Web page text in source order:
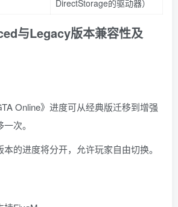
DirectStorage的驱动器）
与Legacy版本兼容性及
Online》进度可从经典版迁移到增强
次。
的进度将分开，允许玩家自由切换。